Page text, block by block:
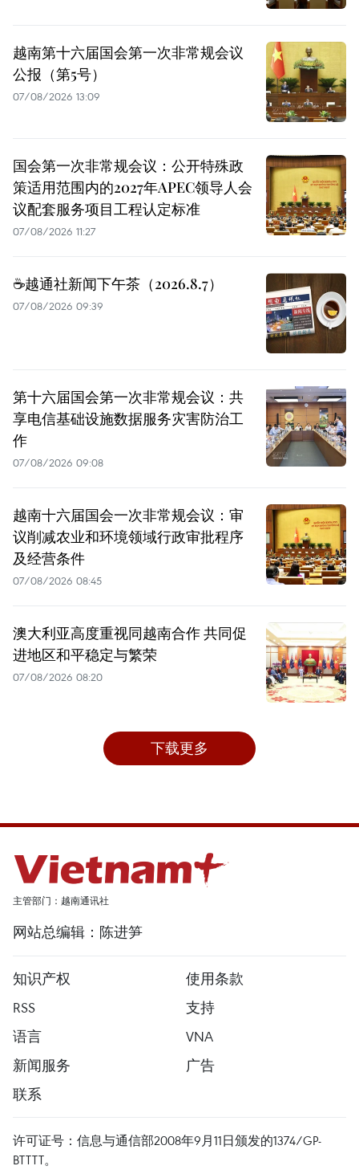
越南第十六届国会第一次非常规会议
公报（第5号）
07/08/2026 13:09
国会第一次非常规会议：公开特殊政
策适用范围内的2027年APEC领导人会
议配套服务项目工程认定标准
07/08/2026 11:27
☕️越通社新闻下午茶（2026.8.7）
07/08/2026 09:39
第十六届国会第一次非常规会议：共
享电信基础设施数据服务灾害防治工
作
07/08/2026 09:08
越南十六届国会一次非常规会议：审
议削减农业和环境领域行政审批程序
及经营条件
07/08/2026 08:45
澳大利亚高度重视同越南合作 共同促
进地区和平稳定与繁荣
07/08/2026 08:20
下载更多
主管部门：越南通讯社
网站总编辑：陈进笋
知识产权
使用条款
RSS
支持
语言
VNA
新闻服务
广告
联系
许可证号：信息与通信部2008年9月11日颁发的1374/GP-
BTTTT。